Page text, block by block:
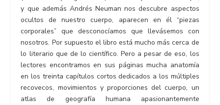
y que además Andrés Neuman nos descubre aspectos
ocultos de nuestro cuerpo, aparecen en él “piezas
corporales” que desconocíamos que llevásemos con
nosotros. Por supuesto el libro está mucho más cerca de
lo literario que de lo científico. Pero a pesar de eso, los
lectores encontramos en sus páginas mucha anatomía
en los treinta capítulos cortos dedicados a los múltiples
recovecos, movimientos y proporciones del cuerpo, un
atlas de geografía humana apasionantemente